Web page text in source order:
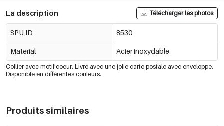
La description Télécharger les photos
SPU ID 8530
Material Acier inoxydable
Collier avec motif coeur. Livré avec une jolie carte postale avec enveloppe.
Disponible en différentes couleurs.
Produits similaires